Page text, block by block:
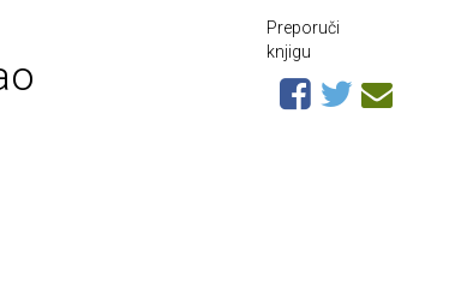
Preporuči
knjigu